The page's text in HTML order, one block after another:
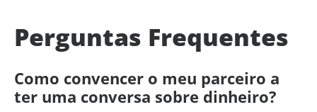
Perguntas Frequentes
Como convencer o meu parceiro a
ter uma conversa sobre dinheiro?